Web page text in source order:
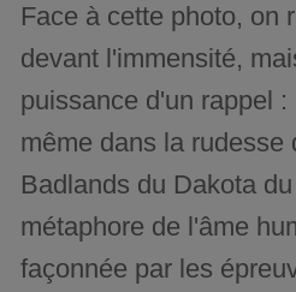
Face à cette photo, on
devant l'immensité,
puissance d'un rappel
même dans la rudesse
Badlands du Dakota
métaphore de l'âme
façonnée par les